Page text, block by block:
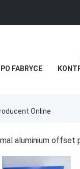
FABRYCE
Online
aluminium offset